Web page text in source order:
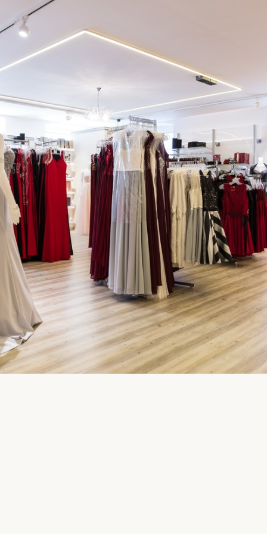
Brautmode, Abendmode & Damenmode in Cham
Willkommen bei Fischer Fashion, Ihrem Fachgeschäft für
Fischer Fashion — Marktplatz 15, 93413 Cham — Tel: